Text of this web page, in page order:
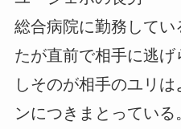
総合病院に勤務してい
たが直前で相手に逃
しそのが相手のユリ
ンにつきまとっている